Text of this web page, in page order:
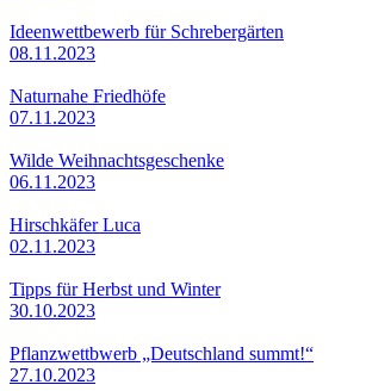
Ideenwettbewerb für Schrebergärten
08.11.2023
Naturnahe Friedhöfe
07.11.2023
Wilde Weihnachtsgeschenke
06.11.2023
Hirschkäfer Luca
02.11.2023
Tipps für Herbst und Winter
30.10.2023
Pflanzwettbwerb „Deutschland summt!“
27.10.2023